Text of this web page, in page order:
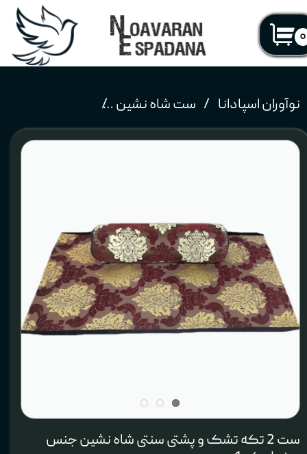
۰
نوآوران اسپادانا ست شاه نشین
ست 2 تکه تشک و پشتی سنتی شاه نشین جنس